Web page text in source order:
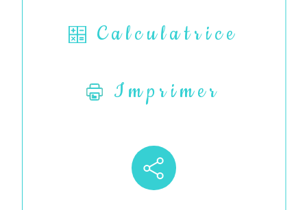
Calculatrice
Imprimer